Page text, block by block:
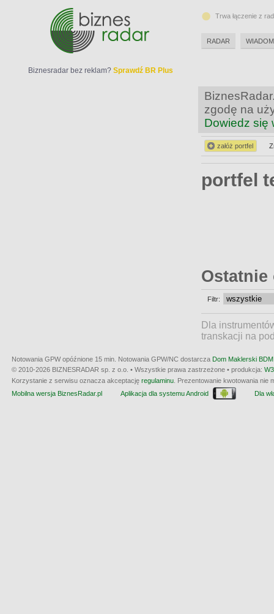
zgodę na
Dowiedz się
załóż portfel
portfel
Ostatnie
Filtr:
Dla
transkacji na
Biznesradar bez reklam? Sprawdź BR Plus
Trwa łączenie z
RADAR
Notowania GPW opóźnione 15 min. Notowania GPW/NC dostarcza Dom Maklerski
© 2010-2026 BIZNESRADAR sp. z o.o. • Wszystkie prawa zastrzeżone • produkcja:
Korzystanie z serwisu oznacza akceptację regulaminu . Prezentowanie kwotowania
Mobilna wersja BiznesRadar.pl
Aplikacja dla systemu Android Dla